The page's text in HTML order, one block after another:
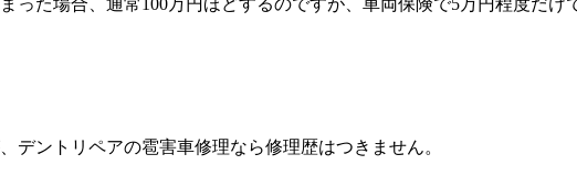
た場合、通常100万円ほどするのですが、車両保険で5万円程度だけ
ントリペアの雹害車修理なら修理歴はつきません。